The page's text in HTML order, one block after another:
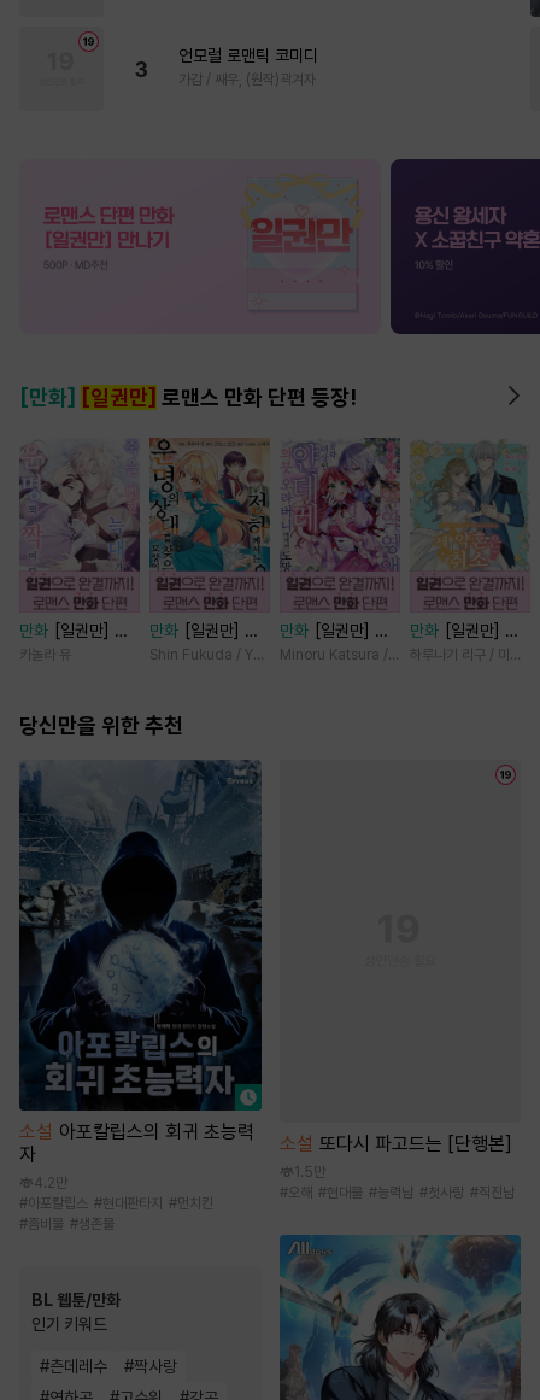
3
언모럴 로맨틱 코미디
가감 / 쌔우, (원작)곽겨자
[만화] [일권만] 로맨스 만화 단편 등장!
만화
[일권만] 죽
을 뻔한 늑대가 운
카놀라 유
만화
[일권만] 전
하께서는 오늘도
(웃음) [단행본]
Shin Fukuda / Yoko Kurosu
만화
[일권만] 기
억상실 악역 영애
Minoru Katsura / Mizune
만화
[일권만] 제
약혼은 취소되었습
하루나기 리구 / 미즈메
당신만을 위한 추천
소설 아포칼립스의 회귀 초능력
자
4.2만
#아포칼립스 #현대판타지 #먼치킨
#좀비물 #생존물
BL 웹툰/만화
인기 키워드
#츤데레수 #짝사랑
소설 또다시 파고드는 [단행본]
1.5만
#오해 #현대물 #능력남 #첫사랑 #직진남